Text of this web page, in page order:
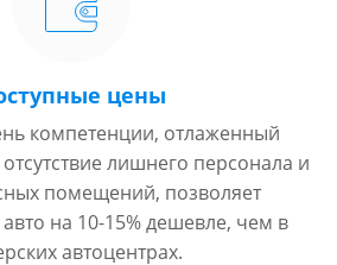
цены
компетенции, отлаженный
лишнего персонала и
помещений, позволяет
на 10-15% дешевле, чем в
автоцентрах.